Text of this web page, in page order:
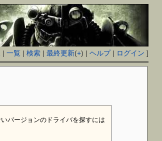
|一覧 |検索 |最終更新(+) |ヘルプ| ログイン ]